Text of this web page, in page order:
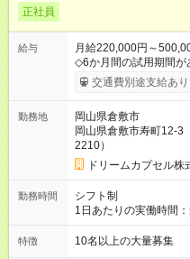
正社員
給与
月給220,000円～
◇6か月間の試用期間が
変更はありません。 ✅ 残業代は全額支給！ ✅ 営業手当・出張手
当も支給！ ✅ 昇給あ
リ
交通費別途支給あり
勤務地
岡山県倉敷市
岡山県倉敷市寿町12-
2210）
ドリームカプセル株
勤務時間
シフト制
1日あたりの実働時間
てます！／ 【シフト
特徴 10名以上の大量募集